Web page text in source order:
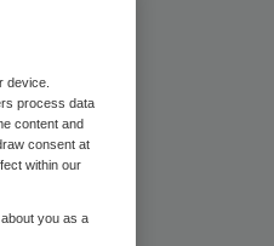
device.
process data
content and
consent at
within our
you as a